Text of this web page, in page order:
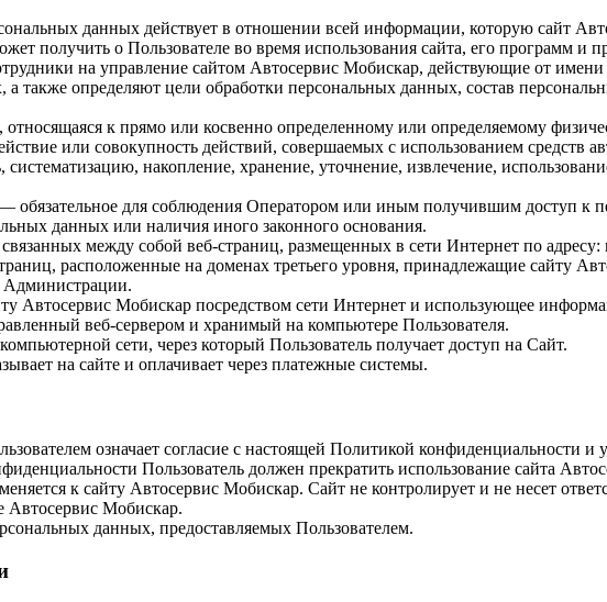
данных действует в отношении всей информации, которую сайт
получить о Пользователе во время использования сайта, его программ и
на управление сайтом Автосервис Мобискар, действующие от
также определяют цели обработки персональных данных, состав
к прямо или косвенно определенному или определяемому
или совокупность действий, совершаемых с использованием средств
накопление, хранение, уточнение, извлечение,
обязательное для соблюдения Оператором или иным получившим доступ к
данных или наличия иного законного основания.
между собой веб-страниц, размещенных в сети Интернет по адресу:
расположенные на доменах третьего уровня, принадлежащие сайту
Администрации.
Автосервис Мобискар посредством сети Интернет и использующее
веб-сервером и хранимый на компьютере Пользователя.
сети, через который Пользователь получает доступ на Сайт.
на сайте и оплачивает через платежные системы.
означает согласие с настоящей Политикой конфиденциальности
Пользователь должен прекратить использование сайта
к сайту Автосервис Мобискар. Сайт не контролирует и не несет
Автосервис Мобискар.
данных, предоставляемых Пользователем.